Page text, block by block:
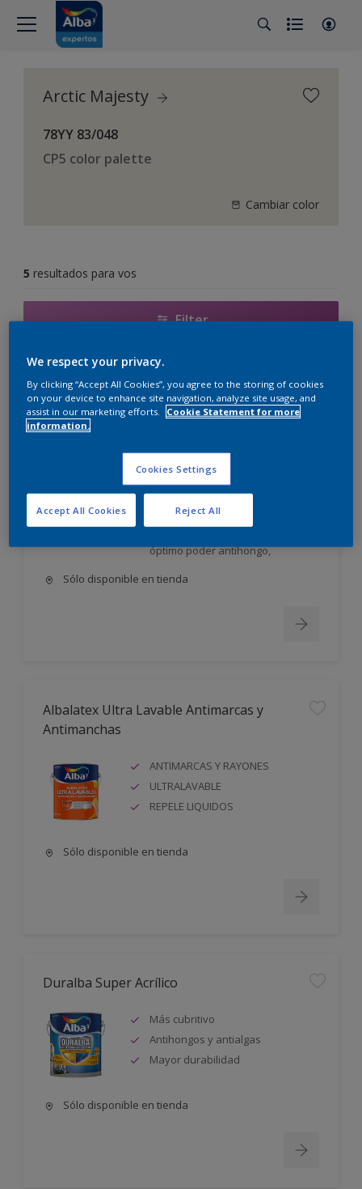
Arctic Majesty
78YY 83/048
CP5 color palette
Cambiar color
5 resultados para vos
Filter
Albalatex Extra Mate
Látex interior mate. Su exclusiva
mercado, utiliza la tecnología más
moderna en desarrollo y
elaboración de pinturas;
permite obtener un producto: Con
excelente poder cubriente,
óptimo poder antihongo,
Sólo disponible en tienda
Albalatex Ultra Lavable Antimarcas y
Antimanchas
ANTIMARCAS Y RAYONES
ULTRALAVABLE
REPELE LIQUIDOS
Sólo disponible en tienda
Duralba Super Acrílico
Más cubritivo
Antihongos y antialgas
Mayor durabilidad
Sólo disponible en tienda
We respect your privacy.
By clicking “Accept All Cookies”, you agree to the storing of cookies
on your device to enhance site navigation, analyze site usage, and
assist in our marketing efforts. Cookie Statement for more
information.
Cookies Settings
Reject All
Accept All Cookies